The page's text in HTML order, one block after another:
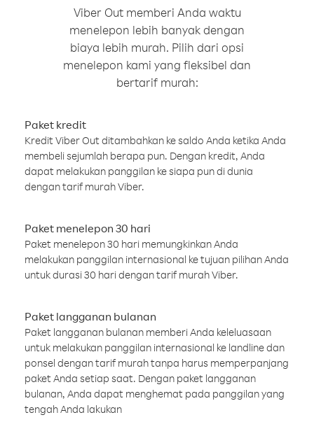
Viber Out memberi Anda waktu
menelepon lebih banyak dengan
biaya lebih murah. Pilih dari opsi
menelepon kami yang fleksibel dan
bertarif murah:
Paket kredit
Kredit Viber Out ditambahkan ke saldo Anda ketika Anda
membeli sejumlah berapa pun. Dengan kredit, Anda
dapat melakukan panggilan ke siapa pun di dunia
dengan tarif murah Viber.
Paket menelepon 30 hari
Paket menelepon 30 hari memungkinkan Anda
melakukan panggilan internasional ke tujuan pilihan Anda
untuk durasi 30 hari dengan tarif murah Viber.
Paket langganan bulanan
Paket langganan bulanan memberi Anda keleluasaan
untuk melakukan panggilan internasional ke landline dan
ponsel dengan tarif murah tanpa harus memperpanjang
paket Anda setiap saat. Dengan paket langganan
bulanan, Anda dapat menghemat pada panggilan yang
tengah Anda lakukan